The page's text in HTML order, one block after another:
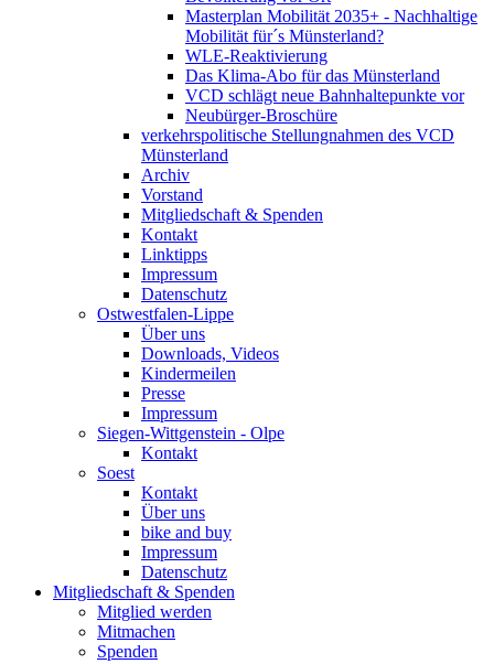
Masterplan Mobilität 2035+ - Nachhaltige
Mobilität für´s Münsterland?
WLE-Reaktivierung
Das Klima-Abo für das Münsterland
VCD schlägt neue Bahnhaltepunkte vor
Neubürger-Broschüre
verkehrspolitische Stellungnahmen des VCD
Münsterland
Archiv
Vorstand
Mitgliedschaft & Spenden
Kontakt
Linktipps
Impressum
Datenschutz
Ostwestfalen-Lippe
Über uns
Downloads, Videos
Kindermeilen
Presse
Impressum
Siegen-Wittgenstein - Olpe
Kontakt
Soest
Kontakt
Über uns
bike and buy
Impressum
Datenschutz
Mitgliedschaft & Spenden
Mitglied werden
Mitmachen
Spenden